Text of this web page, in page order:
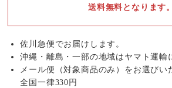
送料無料となります。
佐川急便でお届けします。
沖縄・離島・一部の地域はヤマト運輸
メール便（対象商品のみ）をお選びい
全国一律330円